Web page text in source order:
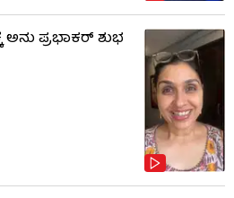
ಅನು ಪ್ರಭಾಕರ್ ಶುಭ